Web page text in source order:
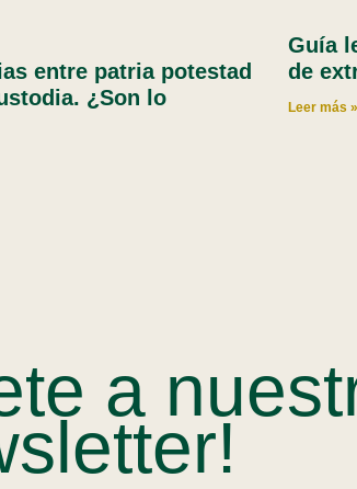
entre patria potestad
¿Son lo
Guía
de
Leer más »
a